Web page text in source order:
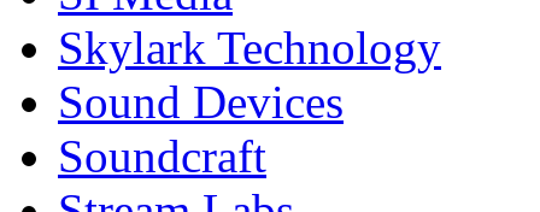
Skylark Technology
Sound Devices
Soundcraft